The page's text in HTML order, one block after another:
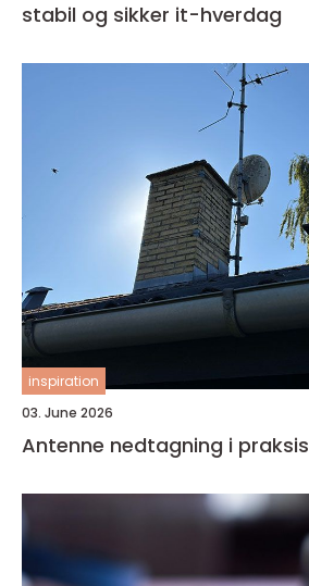
stabil og sikker it-hverdag
inspiration
03. June 2026
Antenne nedtagning i praksis